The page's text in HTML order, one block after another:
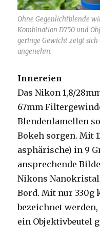
Ohne Gegenlichtblende
Kombination D750 und
geringe Gewicht zeigt sich
angenehm.
Innereien
Das Nikon 1,8/
67mm
Blendenlamellen
Bokeh sorgen. Mit
asphärische) in 9
ansprechende
Nikons
Bord. Mit nur 330g
bezeichnet
ein Objektivbeutel